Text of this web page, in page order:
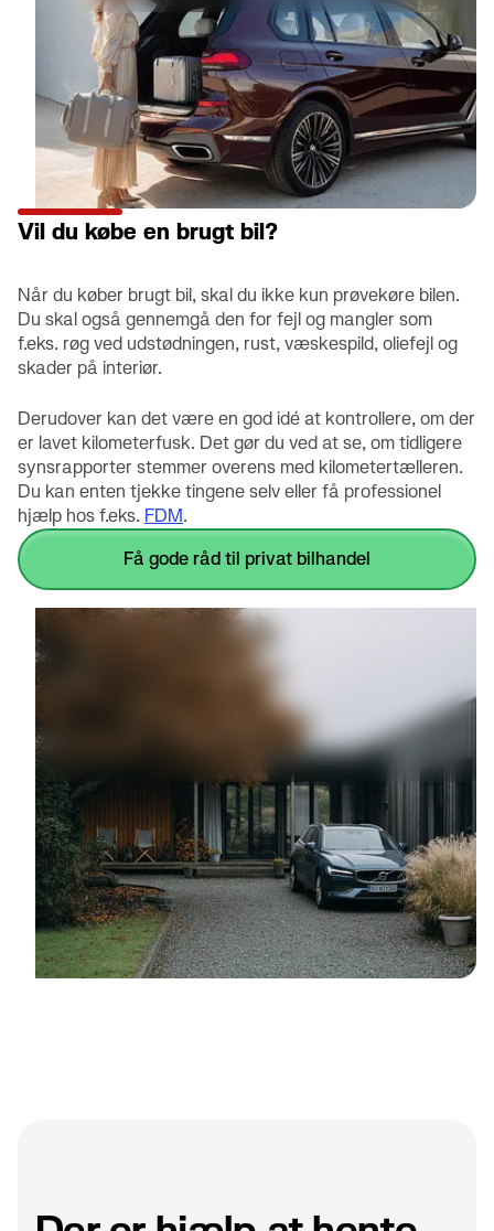
Vil du købe en brugt bil?
Når du køber brugt bil, skal du ikke kun prøvekøre bilen.
Du skal også gennemgå den for fejl og mangler som
f.eks. røg ved udstødningen, rust, væskespild, oliefejl og
skader på interiør.
Derudover kan det være en god idé at kontrollere, om der
er lavet kilometerfusk. Det gør du ved at se, om tidligere
synsrapporter stemmer overens med kilometertælleren.
Du kan enten tjekke tingene selv eller få professionel
hjælp hos f.eks. FDM.
få gode råd til privat bilhandel